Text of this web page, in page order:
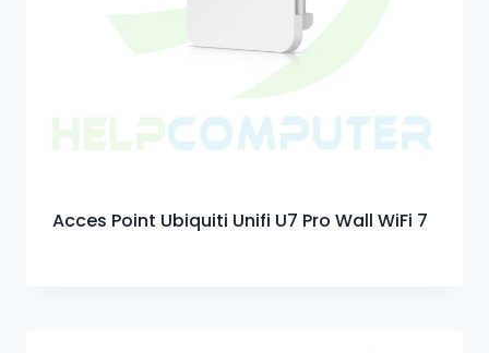
Acces Point Ubiquiti Unifi U7 Pro Wall WiFi 7